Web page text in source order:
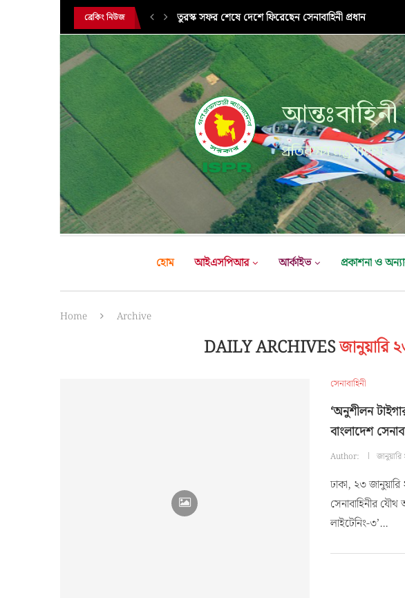
ব্রেকিং নিউজ সরকারি সফরে তুরস্ক গমন করলেন সেনাবাহিনী প্রধান
প্রতিরক্ষা মন্ত্রণালয়
হোম আইএসপিআর আর্কাইভ প্রকাশনা ও
Home Archive
DAILY ARCHIVESজানুয়ারি
সেনাবাহিনী
‘অনুশীলন
বাংলাদেশ
Author:
ঢাকা, ২৩ জানুয়ারি
সেনাবাহিনীর
লাইটেনিং-৩’…